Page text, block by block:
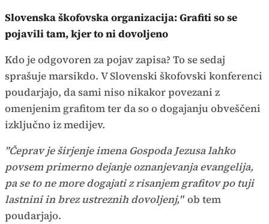
Slovenska škofovska organizacija: Grafiti so se
pojavili tam, kjer to ni dovoljeno
Kdo je odgovoren za pojav zapisa? To se sedaj
sprašuje marsikdo. V Slovenski škofovski konferenci
poudarjajo, da sami niso nikakor povezani z
omenjenim grafitom ter da so o dogajanju obveščeni
izključno iz medijev.
"Čeprav je širjenje imena Gospoda Jezusa lahko
povsem primerno dejanje oznanjevanja evangelija,
pa se to ne more dogajati z risanjem grafitov po tuji
lastnini in brez ustreznih dovoljenj," ob tem
poudarjajo.